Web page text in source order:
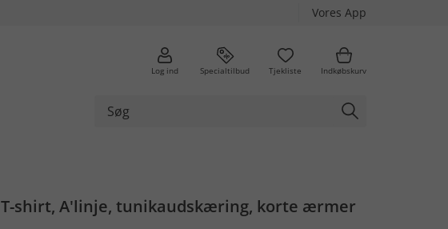
Vores App
Log ind Specialtilbud Tjekliste Indkøbskurv
T-shirt, A'linje, tunikaudskæring, korte ærmer